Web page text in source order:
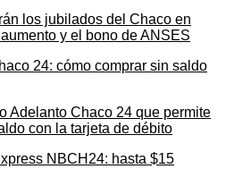
los jubilados del Chaco en
y el bono de ANSES
Adelanto Chaco 24 que permite
con la tarjeta de débito